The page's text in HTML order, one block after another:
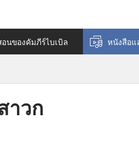
นของคัมภีร์ไบเบิล หนังสือแ
าวก